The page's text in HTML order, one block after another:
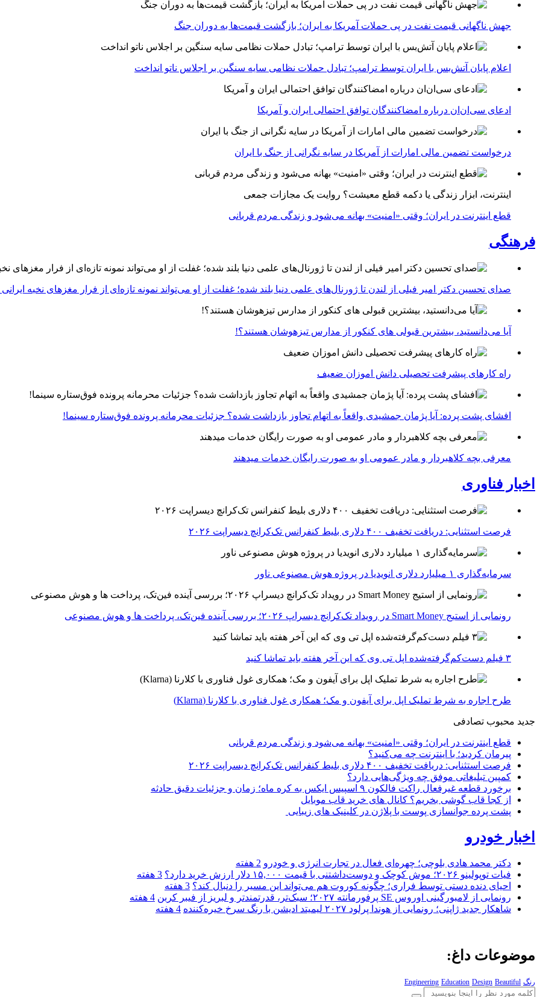
جهش ناگهانی قیمت نفت در پی حملات آمریکا به ایران؛ بازگشت قیمت‌ها به دوران جنگ
اعلام پایان آتش‌بس با ایران توسط ترامپ؛ تبادل حملات نظامی سایه سنگین بر اجلاس ناتو انداخت
ادعای سی‌ان‌ان درباره امضاکنندگان توافق احتمالی ایران و آمریکا
درخواست تضمین مالی امارات از آمریکا در سایه نگرانی از جنگ با ایران
اینترنت، ابزار زندگی یا دکمه قطع معیشت؟ روایت یک مجازات جمعی
قطع اینترنت در ایران؛ وقتی «امنیت» بهانه می‌شود و زندگی مردم قربانی
فرهنگی
صدای تحسین دکتر امیر فیلی از لندن تا ژورنال‌های علمی دنیا بلند شده؛ غفلت از او می‌تواند نمونه تازه‌ای از فرار مغزهای نخبه ایرانی
آیا می‌دانستید، بیشترین قبولی های کنکور از مدارس تیزهوشان هستند؟!
راه کارهای پیشرفت تحصیلی دانش اموزان ضعیف
افشای پشت پرده: آیا پژمان جمشیدی واقعاً به اتهام تجاوز بازداشت شده؟ جزئیات محرمانه پرونده فوق‌ستاره سینما!
معرفی بچه کلاهبردار و مادر عمومی او به صورت رایگان خدمات میدهند
اخبار فناوری
فرصت استثنایی: دریافت تخفیف ۴۰۰ دلاری بلیط کنفرانس تک‌کرانچ دیسراپت ۲۰۲۶
سرمایه‌گذاری ۱ میلیارد دلاری انویدیا در پروژه هوش مصنوعی ناور
رونمایی از استیج Smart Money در رویداد تک‌کرانچ دیسراپ ۲۰۲۶؛ بررسی آینده فین‌تک، پرداخت‌ ها و هوش مصنوعی
۳ فیلم دست‌کم‌گرفته‌شده اپل تی وی که این آخر هفته باید تماشا کنید
طرح اجاره به شرط تملیک اپل برای آیفون و مک؛ همکاری غول فناوری با کلارنا (Klarna)
جدید محبوب تصادفی
قطع اینترنت در ایران؛ وقتی «امنیت» بهانه می‌شود و زندگی مردم قربانی
پیرمان کردید؛ با اینترنت چه می‌کنید؟
فرصت استثنایی: دریافت تخفیف ۴۰۰ دلاری بلیط کنفرانس تک‌کرانچ دیسراپت ۲۰۲۶
کمپین تبلیغاتی موفق چه ویژگی‌هایی دارد؟
برخورد قطعه غیرفعال راکت فالکون ۹ اسپیس ایکس به کره ماه؛ زمان و جزئیات دقیق حادثه
از کجا قاب گوشی بخریم؟ کانال های خرید قاب موبایل
پشت پرده جوانسازی پوست با پلاژن در کلینیک های زیبایی
اخبار خودرو
دکتر محمد هادی بلوچی؛ چهره‌ای فعال در تجارت انرژی و خودرو 2 هفته
فیات توپولینو ۲۰۲۶؛ موش کوچک و دوست‌داشتنی با قیمت ۱۵,۰۰۰ دلار ارزش خرید دارد؟
3 هفته
احیای دنده دستی توسط فراری؛ چگونه کوروت هم می‌تواند این مسیر را دنبال کند؟ 3 هفته
رونمایی از لامبورگینی اوروس SE پرفورمانته ۲۰۲۷؛ سبک‌تر، قدرتمندتر و لبریز از فیبر کربن
4 هفته
شاهکار جدید ژاپنی؛ رونمایی از هوندا پرلود ۲۰۲۷ لیمیتد ادیشن با رنگ سرخ خیره‌کننده
4 هفته
موضوعات داغ:
رنگ Engineering Education Design Beautiful